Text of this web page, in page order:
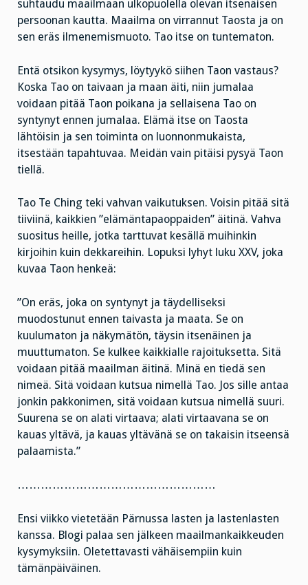
suhtaudu maailmaan ulkopuolella olevan itsenäisen
persoonan kautta. Maailma on virrannut Taosta ja on
sen eräs ilmenemismuoto. Tao itse on tuntematon.
Entä otsikon kysymys, löytyykö siihen Taon vastaus?
Koska Tao on taivaan ja maan äiti, niin jumalaa
voidaan pitää Taon poikana ja sellaisena Tao on
syntynyt ennen jumalaa. Elämä itse on Taosta
lähtöisin ja sen toiminta on luonnonmukaista,
itsestään tapahtuvaa. Meidän vain pitäisi pysyä Taon
tiellä.
Tao Te Ching teki vahvan vaikutuksen. Voisin pitää sitä
tiiviinä, kaikkien ”elämäntapaoppaiden” äitinä. Vahva
suositus heille, jotka tarttuvat kesällä muihinkin
kirjoihin kuin dekkareihin. Lopuksi lyhyt luku XXV, joka
kuvaa Taon henkeä:
”On eräs, joka on syntynyt ja täydelliseksi
muodostunut ennen taivasta ja maata. Se on
kuulumaton ja näkymätön, täysin itsenäinen ja
muuttumaton. Se kulkee kaikkialle rajoituksetta. Sitä
voidaan pitää maailman äitinä. Minä en tiedä sen
nimeä. Sitä voidaan kutsua nimellä Tao. Jos sille antaa
jonkin pakkonimen, sitä voidaan kutsua nimellä suuri.
Suurena se on alati virtaava; alati virtaavana se on
kauas yltävä, ja kauas yltävänä se on takaisin itseensä
palaamista.”
……………………………………………
Ensi viikko vietetään Pärnussa lasten ja lastenlasten
kanssa. Blogi palaa sen jälkeen maailmankaikkeuden
kysymyksiin. Oletettavasti vähäisempiin kuin
tämänpäiväinen.